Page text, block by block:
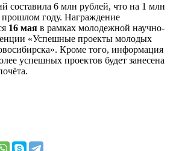
составила 6 млн рублей, что на 1 млн
году. Награждение
16 мая в рамках молодежной научно-
«Успешные проекты молодых
Кроме того, информация
успешных проектов будет занесена